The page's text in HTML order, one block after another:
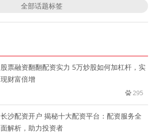
全部话题标签
股票融资翻翻配资实力 5万炒股如何加杠杆，实
现财富倍增
295
长沙配资开户 揭秘十大配资平台：配资服务全
面解析，助力投资者